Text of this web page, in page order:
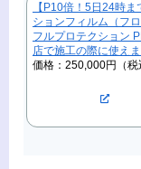
【P10倍！5日24時
ションフィルム（フ
フルプロテクション
店で施工の際に使えま
価格：250,000円（